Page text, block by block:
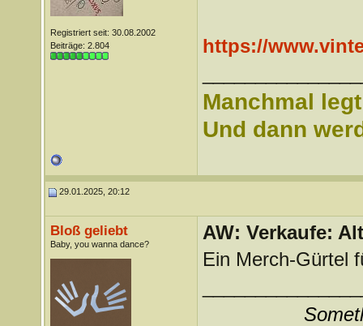
Registriert seit: 30.08.2002
Beiträge: 2.804
https://
Manchmal
Und dann
29.01.2025, 20:12
Bloß geliebt
Baby, you wanna dance?
AW: Verkaufe:
Ein Merch-Gürtel